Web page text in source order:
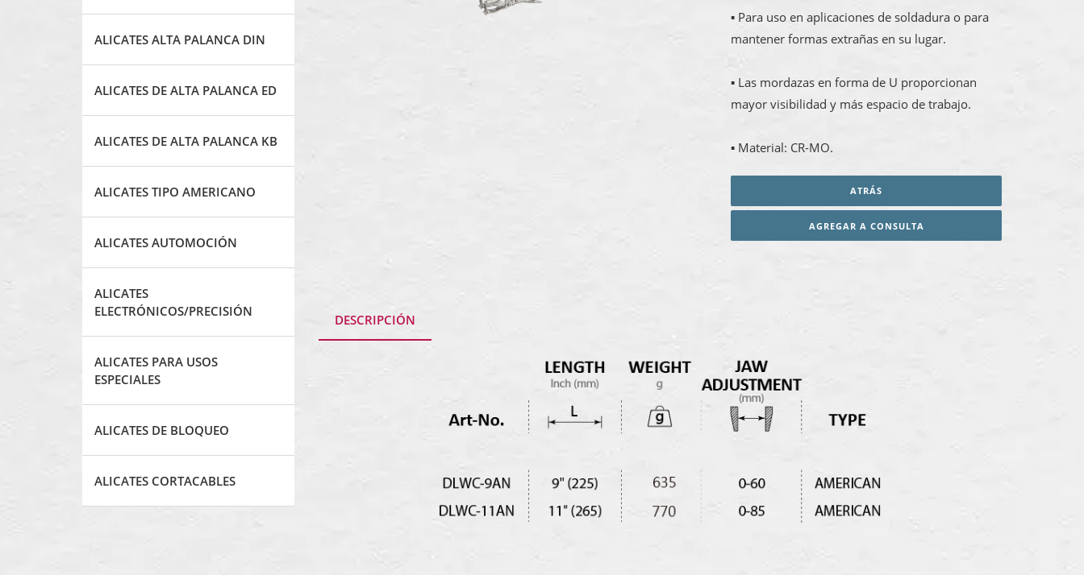
ALICATES ALTA PALANCA DIN
ALICATES DE ALTA PALANCA ED
ALICATES DE ALTA PALANCA KB
ALICATES TIPO AMERICANO
ALICATES AUTOMOCIÓN
ALICATES
ELECTRÓNICOS/PRECISIÓN
ALICATES PARA USOS
ESPECIALES
ALICATES DE BLOQUEO
ALICATES CORTACABLES
▪ Para uso en aplicaciones de soldadura o para
mantener formas extrañas en su lugar.
▪ Las mordazas en forma de U proporcionan
mayor visibilidad y más espacio de trabajo.
▪ Material: CR-MO.
ATRÁS
AGREGAR A CONSULTA
DESCRIPCIÓN